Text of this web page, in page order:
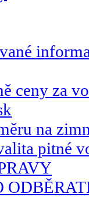
ceny za
na
pitné